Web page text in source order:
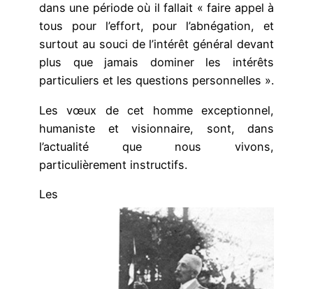
dans une période où il fallait « faire appel à
tous pour l’effort, pour l’abnégation, et
surtout au souci de l’intérêt général devant
plus que jamais dominer les intérêts
particuliers et les questions personnelles ».
Les vœux de cet homme exceptionnel,
humaniste et visionnaire, sont, dans
l’actualité que nous vivons,
particulièrement instructifs.
Les